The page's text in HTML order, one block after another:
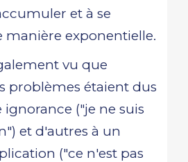
et à se
manière exponentielle.
vu que
problèmes étaient dus
("je ne suis
et d'autres à un
("ce n'est pas